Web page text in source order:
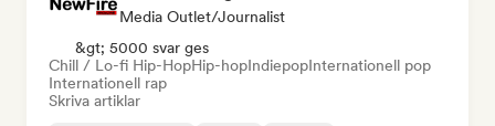
Media Outlet/Journalist
&gt; 5000 svar ges
Chill / Lo-fi Hip-HopHip-hopIndiepopInternationell pop
Internationell rap
Skriva artiklar